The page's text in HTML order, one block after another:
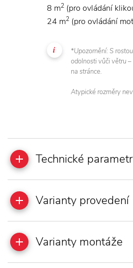
8 m2 (pro ovládání
24 m2 (pro ovládání
*Upozornění: S
odolnosti vůči větru
na stránce.
Atypické rozměry
Technické
Varianty provedení
Varianty montáže